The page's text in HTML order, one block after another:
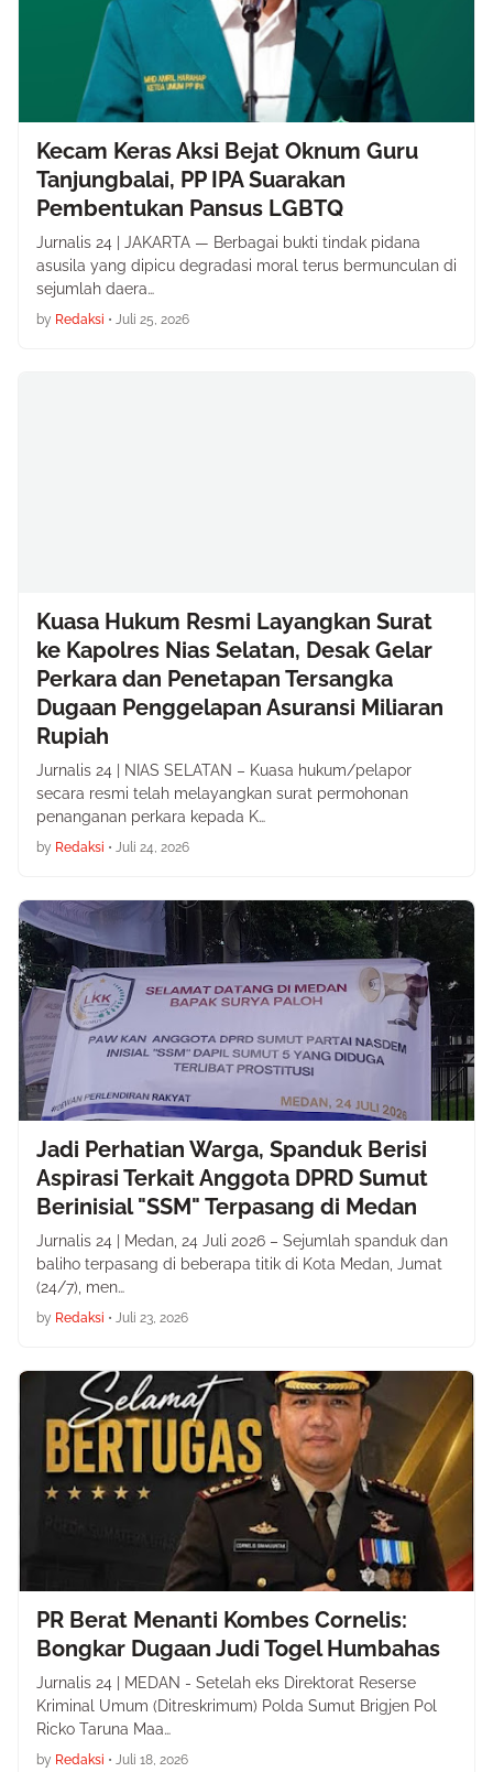
Kecam Keras Aksi Bejat Oknum Guru
Tanjungbalai, PP IPA Suarakan
Pembentukan Pansus LGBTQ
Jurnalis 24 | JAKARTA — Berbagai bukti tindak pidana
asusila yang dipicu degradasi moral terus bermunculan di
sejumlah daera…
by Redaksi • Juli 25, 2026
Kuasa Hukum Resmi Layangkan Surat
ke Kapolres Nias Selatan, Desak Gelar
Perkara dan Penetapan Tersangka
Dugaan Penggelapan Asuransi Miliaran
Rupiah
Jurnalis 24 | NIAS SELATAN – Kuasa hukum/pelapor
secara resmi telah melayangkan surat permohonan
penanganan perkara kepada K…
by Redaksi • Juli 24, 2026
Jadi Perhatian Warga, Spanduk Berisi
Aspirasi Terkait Anggota DPRD Sumut
Berinisial "SSM" Terpasang di Medan
Jurnalis 24 | Medan, 24 Juli 2026 – Sejumlah spanduk dan
baliho terpasang di beberapa titik di Kota Medan, Jumat
(24/7), men…
by Redaksi • Juli 23, 2026
PR Berat Menanti Kombes Cornelis:
Bongkar Dugaan Judi Togel Humbahas
Jurnalis 24 | MEDAN - Setelah eks Direktorat Reserse
Kriminal Umum (Ditreskrimum) Polda Sumut Brigjen Pol
Ricko Taruna Maa…
by Redaksi • Juli 18, 2026